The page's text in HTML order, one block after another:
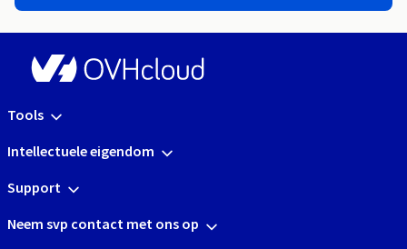
Tools
Intellectuele eigendom
Support
Neem svp contact met ons op